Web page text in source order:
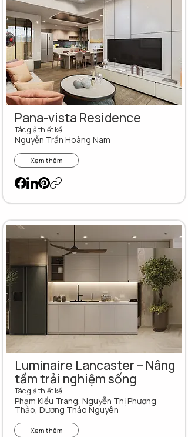
Pana-vista Residence
Tác giả thiết kế
Nguyễn Trần Hoàng Nam
Xem thêm
Luminaire Lancaster – Nâng
tầm trải nghiệm sống
Tác giả thiết kế
Phạm Kiều Trang, Nguyễn Thị Phương
Thảo, Dương Thảo Nguyên
Xem thêm